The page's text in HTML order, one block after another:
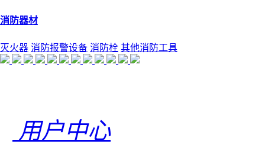
消防器材
灭火器 消防报警设备 消防栓 其他消防工具
用户中心